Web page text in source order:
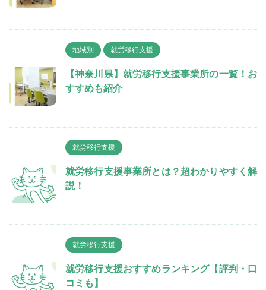
地域別 就労移行支援
【神奈川県】就労移行支援事業所の一覧！お
すすめも紹介
就労移行支援
就労移行支援事業所とは？超わかりやすく解
説！
就労移行支援
就労移行支援おすすめランキング【評判・口
コミも】